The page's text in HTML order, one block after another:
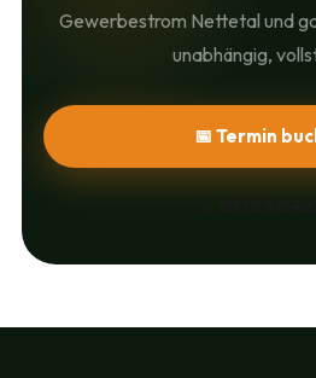
Gewerbestrom Nettetal und
unabhängig,
📅 Termin